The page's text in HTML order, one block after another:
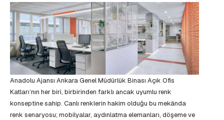
Anadolu Ajansı Ankara Genel Müdürlük Binası Açık Ofis
Katları’nın her biri, birbirinden farklı ancak uyumlu renk
konseptine sahip. Canlı renklerin hakim olduğu bu mekânda
renk senaryosu; mobilyalar, aydınlatma elemanları, döşeme ve